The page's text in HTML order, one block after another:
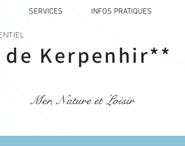
SERVICES INFOS PRATIQUES
de Kerpenhir**
Mer, Nature et Loisir